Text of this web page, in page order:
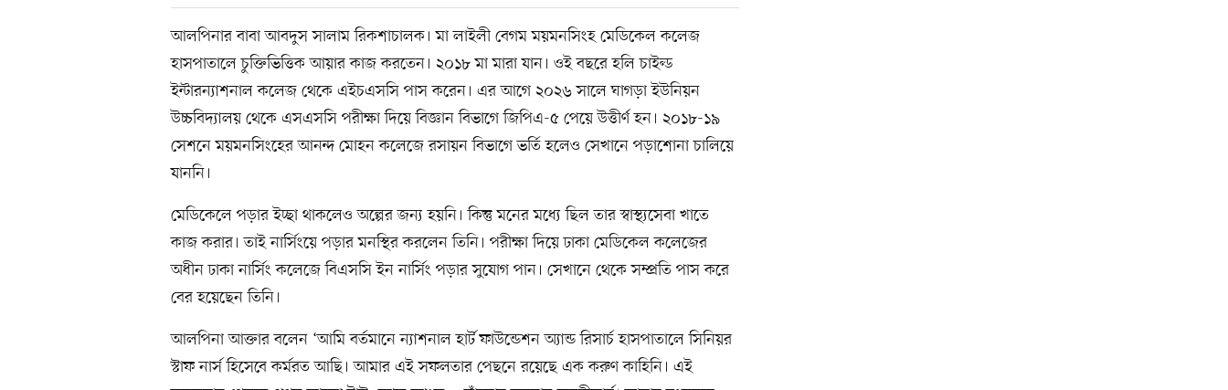
আলপিনার বাবা আবদুস সালাম রিকশাচালক। মা লাইলী বেগম ময়মনসিংহ মেডিকেল কলেজ
হাসপাতালে চুক্তিভিত্তিক আয়ার কাজ করতেন। ২০১৮ মা মারা যান। ওই বছরে হলি চাইল্ড
ইন্টারন্যাশনাল কলেজ থেকে এইচএসসি পাস করেন। এর আগে ২০২৬ সালে ঘাগড়া ইউনিয়ন
উচ্চবিদ্যালয় থেকে এসএসসি পরীক্ষা দিয়ে বিজ্ঞান বিভাগে জিপিএ-৫ পেয়ে উত্তীর্ণ হন। ২০১৮-১৯
সেশনে ময়মনসিংহের আনন্দ মোহন কলেজে রসায়ন বিভাগে ভর্তি হলেও সেখানে পড়াশোনা চালিয়ে
যাননি।
মেডিকেলে পড়ার ইচ্ছা থাকলেও অল্পের জন্য হয়নি। কিন্তু মনের মধ্যে ছিল তার স্বাস্থ্যসেবা খাতে
কাজ করার। তাই নার্সিংয়ে পড়ার মনস্থির করলেন তিনি। পরীক্ষা দিয়ে ঢাকা মেডিকেল কলেজের
অধীন ঢাকা নার্সিং কলেজে বিএসসি ইন নার্সিং পড়ার সুযোগ পান। সেখানে থেকে সম্প্রতি পাস করে
বের হয়েছেন তিনি।
আলপিনা আক্তার বলেন ‘আমি বর্তমানে ন্যাশনাল হার্ট ফাউন্ডেশন অ্যান্ড রিসার্চ হাসপাতালে সিনিয়র
স্টাফ নার্স হিসেবে কর্মরত আছি। আমার এই সফলতার পেছনে রয়েছে এক করুণ কাহিনি। এই